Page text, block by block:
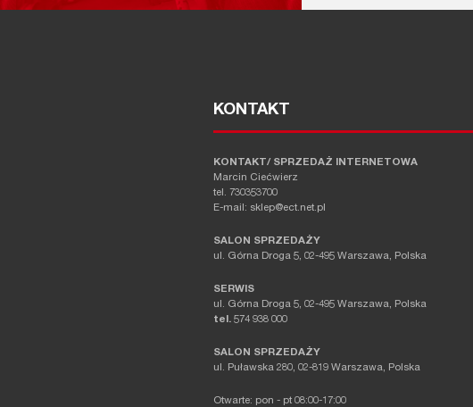
KONTAKT
KONTAKT/ SPRZEDAŻ INTERNETOWA
Marcin Ciećwierz
tel. 730353700
E-mail: sklep@ect.net.pl
SALON SPRZEDAŻY
ul. Górna Droga 5, 02-495 Warszawa, Polska
SERWIS
ul. Górna Droga 5, 02-495 Warszawa, Polska
tel. 574 938 000
SALON SPRZEDAŻY
ul. Puławska 280, 02-819 Warszawa, Polska
Otwarte: pon - pt 08:00-17:00